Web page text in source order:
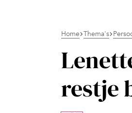
Home Thema's
restje